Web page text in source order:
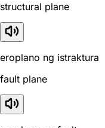
structural plane
eroplano ng istraktura
fault plane